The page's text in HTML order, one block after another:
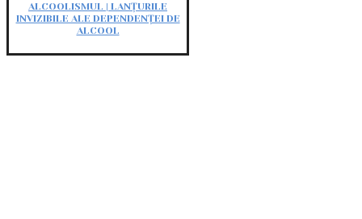
ALCOOLISMUL | LANȚURILE
INVIZIBILE ALE DEPENDENȚEI DE
ALCOOL